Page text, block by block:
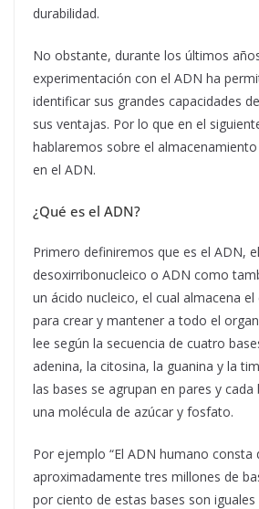
durabilidad.
No obstante, durante los últimos
experimentación con el ADN ha
identificar sus grandes capacidades
sus ventajas. Por lo que en el
hablaremos sobre el
en el ADN.
¿Qué es el ADN?
Primero definiremos que es el ADN,
desoxirribonucleico o ADN como
un ácido nucleico, el cual almacena
para crear y mantener a todo el
lee según la secuencia de cuatro
adenina, la citosina, la guanina y la
las bases se agrupan en pares y cada
una molécula de azúcar y fosfato.
Por ejemplo “El ADN humano consta
aproximadamente tres millones de
por ciento de estas bases son